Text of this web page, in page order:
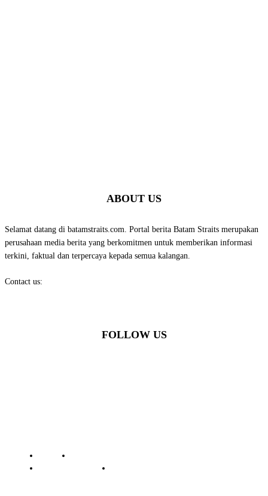
ABOUT US
Selamat datang di batamstraits.com. Portal berita Batam Straits merupakan
perusahaan media berita yang berkomitmen untuk memberikan informasi
terkini, faktual dan terpercaya kepada semua kalangan.
Contact us:
FOLLOW US